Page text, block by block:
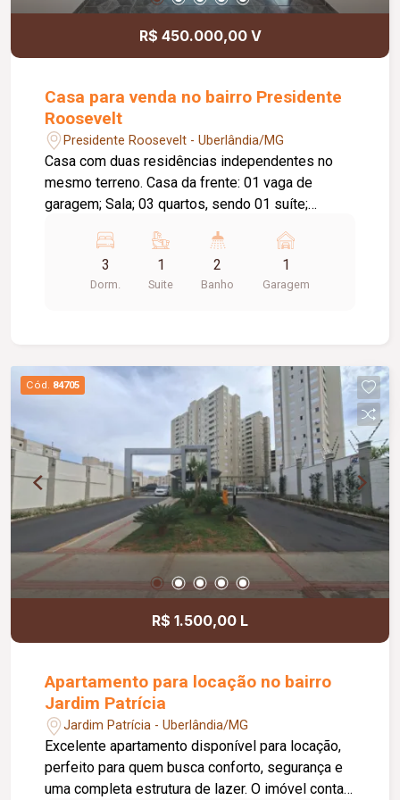
R$ 450.000,00 V
Casa para venda no bairro Presidente
Roosevelt
Presidente Roosevelt - Uberlândia/MG
Casa com duas residências independentes no
mesmo terreno. Casa da frente: 01 vaga de
garagem; Sala; 03 quartos, sendo 01 suíte;
Lavanderia; Casa dos fundos: 01 vaga de
garagem; Sala; 02 quartos; Banheiro social;
Cozinha; Lavanderia; Diferenciais: Casas
proporcionando conforto e praticidade.
Informações complementares: Terreno com
aproximadamente 260,79 m²; Área construída
total das duas casas de aproximadamente
169,81 m².
3
Dorm.
1
Suite
2
Banho
1
Garagem
Cód. 84705
R$ 1.500,00 L
Apartamento para locação no bairro
Jardim Patrícia
Jardim Patrícia - Uberlândia/MG
Excelente apartamento disponível para locação,
perfeito para quem busca conforto, segurança e
uma completa estrutura de lazer. O imóvel conta